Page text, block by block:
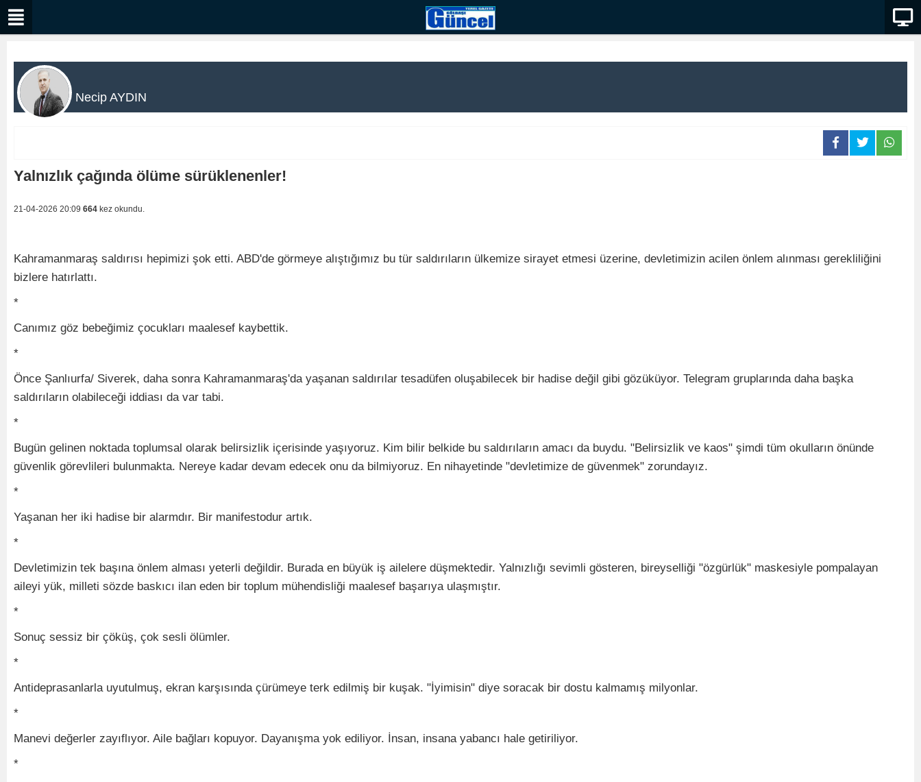
Necip AYDIN
Yalnızlık çağında ölüme sürüklenenler!
21-04-2026 20:09 664 kez okundu.
Kahramanmaraş saldırısı hepimizi şok etti. ABD'de görmeye alıştığımız bu tür saldırıların ülkemize sirayet etmesi üzerine, devletimizin acilen önlem alınması gerekliliğini
bizlere hatırlattı.
*
Canımız göz bebeğimiz çocukları maalesef kaybettik.
*
Önce Şanlıurfa/ Siverek, daha sonra Kahramanmaraş'da yaşanan saldırılar tesadüfen oluşabilecek bir hadise değil gibi gözüküyor. Telegram gruplarında daha başka
saldırıların olabileceği iddiası da var tabi.
*
Bugün gelinen noktada toplumsal olarak belirsizlik içerisinde yaşıyoruz. Kim bilir belkide bu saldırıların amacı da buydu. "Belirsizlik ve kaos" şimdi tüm okulların önünde
güvenlik görevlileri bulunmakta. Nereye kadar devam edecek onu da bilmiyoruz. En nihayetinde "devletimize de güvenmek" zorundayız.
*
Yaşanan her iki hadise bir alarmdır. Bir manifestodur artık.
*
Devletimizin tek başına önlem alması yeterli değildir. Burada en büyük iş ailelere düşmektedir. Yalnızlığı sevimli gösteren, bireyselliği "özgürlük" maskesiyle pompalayan
aileyi yük, milleti sözde baskıcı ilan eden bir toplum mühendisliği maalesef başarıya ulaşmıştır.
*
Sonuç sessiz bir çöküş, çok sesli ölümler.
*
Antideprasanlarla uyutulmuş, ekran karşısında çürümeye terk edilmiş bir kuşak. "İyimisin" diye soracak bir dostu kalmamış milyonlar.
*
Manevi değerler zayıflıyor. Aile bağları kopuyor. Dayanışma yok ediliyor. İnsan, insana yabancı hale getiriliyor.
*